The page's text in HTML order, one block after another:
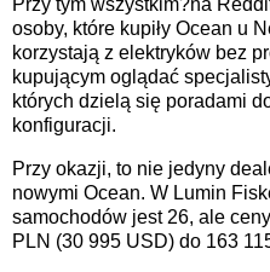
osoby, które kupiły Ocean u
korzystają z elektryków bez
kupującym oglądać
których dzielą się poradami
konfiguracji.
Przy okazji, to nie jedyny
nowymi Ocean. W Lumin
samochodów jest 26, ale
PLN (30 995 USD) do 163